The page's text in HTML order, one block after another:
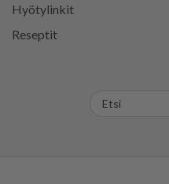
Hyötylinkit
Reseptit